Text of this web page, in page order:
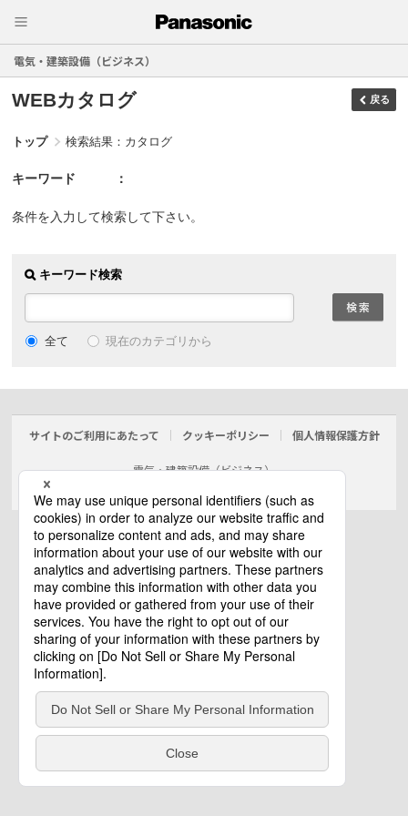
電気・建築設備（ビジネス）
WEBカタログ 戻る
トップ 検索結果：カタログ
キーワード
条件を入力して検索して下さい。
キーワード検索
全て 現在のカテゴリから
サイトのご利用にあたって クッキーポリシー 個人情報保護方針
電気・建築設備（ビジネス）